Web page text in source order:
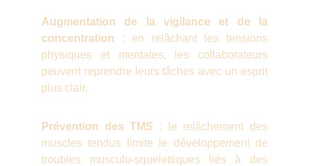
Augmentation de la vigilance et de la
concentration : en relâchant les tensions
physiques et mentales, les collaborateurs
peuvent reprendre leurs tâches avec un esprit
plus clair.
Prévention des TMS : le relâchement des
muscles tendus limite le développement de
troubles musculo-squelettiques liés à des